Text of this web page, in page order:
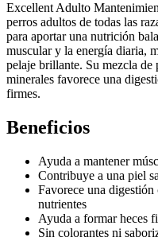
Excellent Adulto
perros adultos de todas las
para aportar una nutrición
muscular y la energía diaria,
pelaje brillante. Su mezcla de
minerales favorece una
firmes.
Beneficios
Ayuda a mantener
Contribuye a una piel
Favorece una
nutrientes
Ayuda a formar heces
Sin colorantes ni